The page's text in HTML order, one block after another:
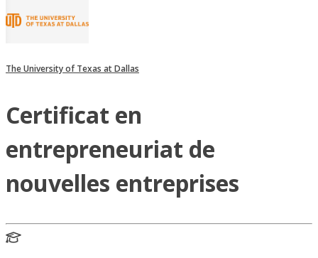
The University of Texas at Dallas
Certificat en
entrepreneuriat de
nouvelles entreprises